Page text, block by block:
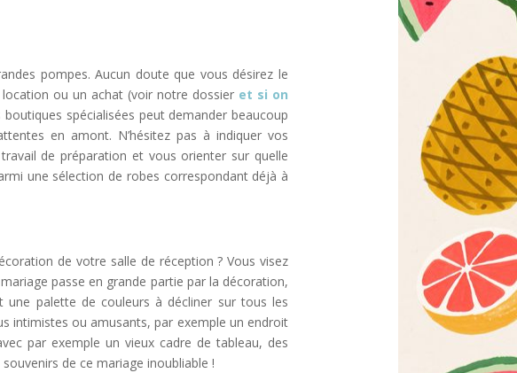
pompes. Aucun doute que vous désirez le
ou un achat (voir notre dossier et si on
spécialisées peut demander beaucoup
en amont. N’hésitez pas à indiquer vos
de préparation et vous orienter sur quelle
une sélection de robes correspondant déjà à
de votre salle de réception ? Vous visez
passe en grande partie par la décoration,
une palette de couleurs à décliner sur tous les
intimistes ou amusants, par exemple un endroit
par exemple un vieux cadre de tableau, des
de ce mariage inoubliable !